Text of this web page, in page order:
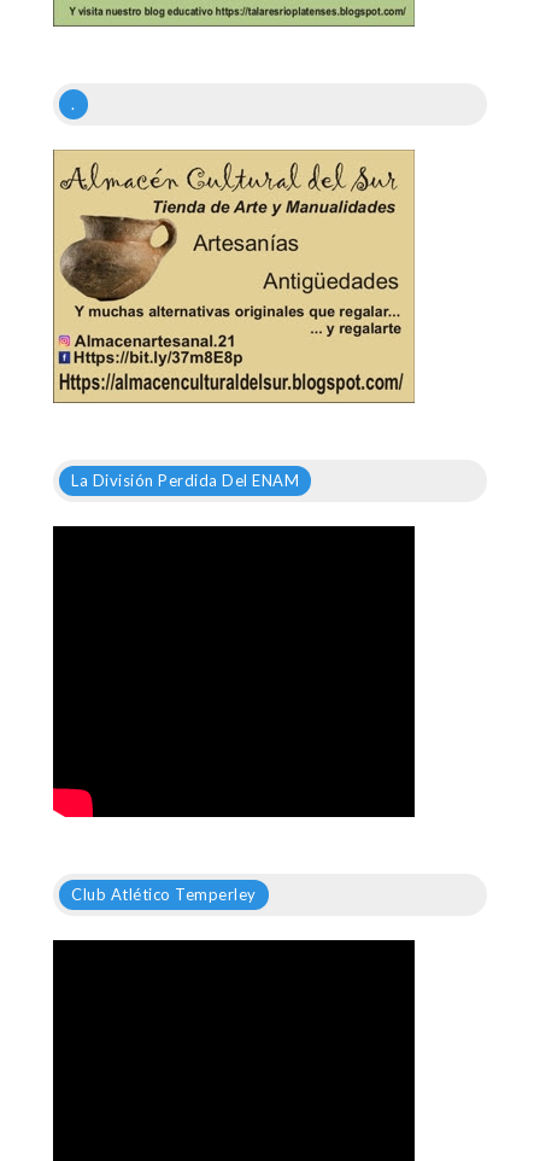
.
La División Perdida Del ENAM
Club Atlético Temperley